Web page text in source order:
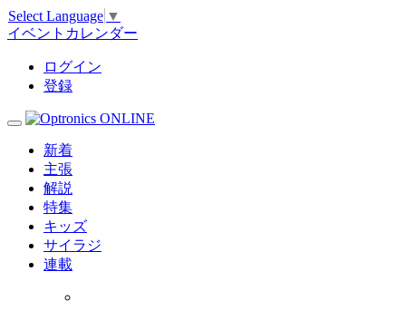
Select Language ▼
イベントカレンダー
ログイン
登録
新着
主張
解説
特集
キッズ
サイラジ
連載